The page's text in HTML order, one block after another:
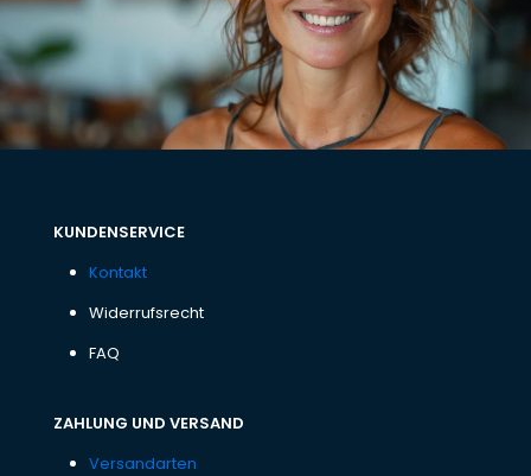
KUNDENSERVICE
Kontakt
Widerrufsrecht
FAQ
ZAHLUNG UND VERSAND
Versandarten